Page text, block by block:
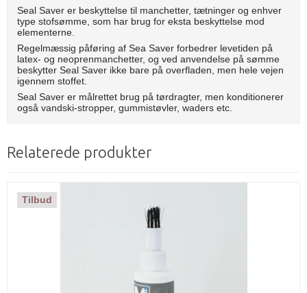
Seal Saver er beskyttelse til manchetter, tætninger og enhver
type stofsømme, som har brug for eksta beskyttelse mod
elementerne.
Regelmæssig påføring af Sea Saver forbedrer levetiden på
latex- og neoprenmanchetter, og ved anvendelse på sømme
beskytter Seal Saver ikke bare på overfladen, men hele vejen
igennem stoffet.
Seal Saver er målrettet brug på tørdragter, men konditionerer
også vandski-stropper, gummistøvler, waders etc.
Relaterede produkter
Tilbud